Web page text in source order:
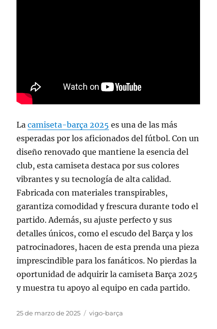
Lacamiseta-barça 2025 es una de las más
esperadas por los aficionados del fútbol. Con un
diseño renovado que mantiene la esencia del
club, esta camiseta destaca por sus colores
vibrantes y su tecnología de alta calidad.
Fabricada con materiales transpirables,
garantiza comodidad y frescura durante todo el
partido. Además, su ajuste perfecto y sus
detalles únicos, como el escudo del Barça y los
patrocinadores, hacen de esta prenda una pieza
imprescindible para los fanáticos. No pierdas la
oportunidad de adquirir la camiseta Barça 2025
y muestra tu apoyo al equipo en cada partido.
Publicado
25 de marzo de 2025 Categorías
vigo-barça